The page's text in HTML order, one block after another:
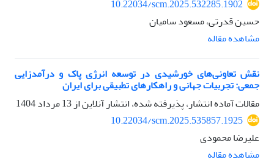
10.22034/scm.2025.532285.1902
حسین قدرتی، مسعود سامیان
مشاهده مقاله
نقش تعاونی‌های خورشیدی در توسعه انرژی پاک و درآمدزایی
جمعی: تجربیات جهانی و راهکارهای تطبیقی برای ایران
مقالات آماده انتشار، پذیرفته شده، انتشار آنلاین از13 مرداد 1404
10.22034/scm.2025.535857.1925
علیرضا محمودی
مشاهده مقاله